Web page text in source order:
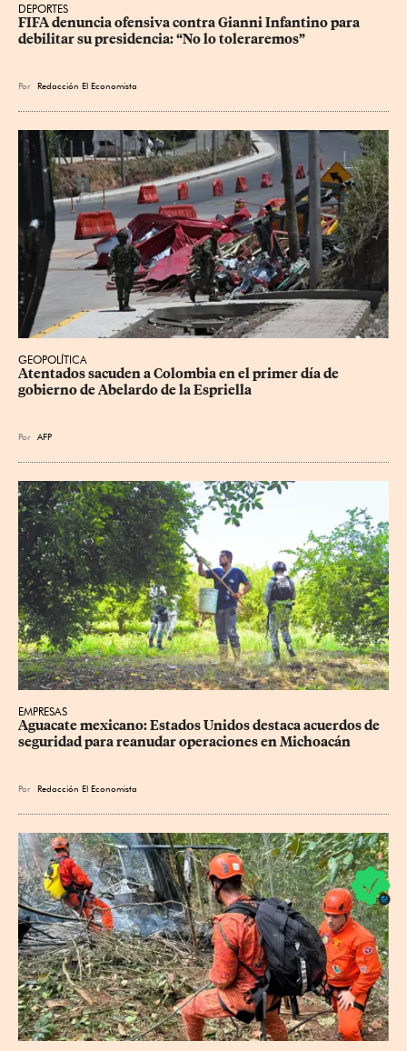
DEPORTES
FIFA denuncia ofensiva contra Gianni Infantino para
debilitar su presidencia: “No lo toleraremos”
Por Redacción El Economista
GEOPOLÍTICA
Atentados sacuden a Colombia en el primer día de
gobierno de Abelardo de la Espriella
Por AFP
EMPRESAS
Aguacate mexicano: Estados Unidos destaca acuerdos de
seguridad para reanudar operaciones en Michoacán
Por Redacción El Economista